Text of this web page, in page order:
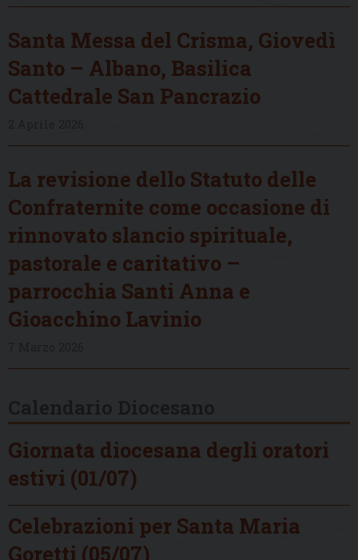
Santa Messa del Crisma, Giovedì
Santo – Albano, Basilica
Cattedrale San Pancrazio
La revisione dello Statuto delle
Confraternite come occasione di
rinnovato slancio spirituale,
pastorale e caritativo –
parrocchia Santi Anna e
Gioacchino Lavinio
Giornata diocesana degli oratori
estivi (01/07)
Celebrazioni per Santa Maria
Goretti (05/07)